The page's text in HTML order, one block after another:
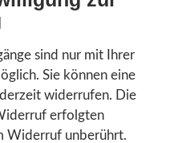
sind nur mit Ihrer
Sie können eine
widerrufen. Die
erfolgten
Widerruf unberührt.